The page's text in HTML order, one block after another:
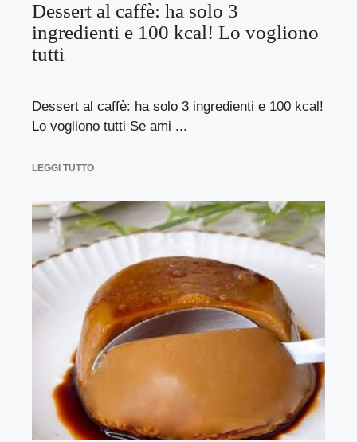
Dessert al caffè: ha solo 3
ingredienti e 100 kcal! Lo vogliono
tutti
Dessert al caffè: ha solo 3 ingredienti e 100 kcal!
Lo vogliono tutti Se ami ...
LEGGI TUTTO